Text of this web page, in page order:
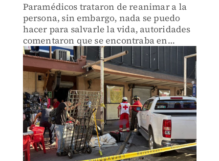
Paramédicos trataron de reanimar a la
persona, sin embargo, nada se puedo
hacer para salvarle la vida, autoridades
comentaron que se encontraba en
estado de ebriedad.